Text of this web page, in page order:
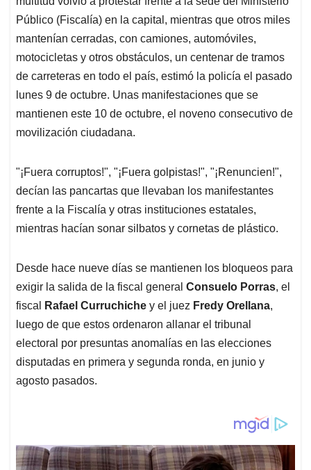
A
p
p
o
o
k
d
I
n
d
s
Público (Fiscalía) en la capital, mientras que otros miles
mantenían cerradas, con camiones, automóviles,
motocicletas y otros obstáculos, un centenar de tramos
de carreteras en todo el país, estimó la policía el pasado
lunes 9 de octubre. Unas manifestaciones que se
mantienen este 10 de octubre, el noveno consecutivo de
movilización ciudadana.
"¡Fuera corruptos!", "¡Fuera golpistas!", "¡Renuncien!",
decían las pancartas que llevaban los manifestantes
frente a la Fiscalía y otras instituciones estatales,
mientras hacían sonar silbatos y cornetas de plástico.
Desde hace nueve días se mantienen los bloqueos para
exigir la salida de la fiscal general Consuelo Porras, el
fiscal
Rafael Curruchiche y el juez Fredy Orellana,
luego de que estos ordenaron allanar el tribunal
electoral por presuntas anomalías en las elecciones
disputadas en primera y segunda ronda, en junio y
agosto pasados.